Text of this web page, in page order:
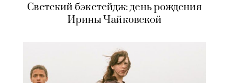
Светский бэкстейдж: день рождения
Ирины Чайковской